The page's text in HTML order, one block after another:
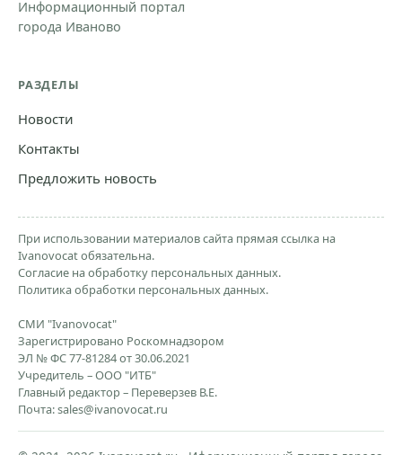
Информационный портал
города Иваново
РАЗДЕЛЫ
Новости
Контакты
Предложить новость
При использовании материалов сайта прямая ссылка на
Ivanovocat обязательна.
Согласие на обработку персональных данных.
Политика обработки персональных данных.
СМИ "Ivanovocat"
Зарегистрировано Роскомнадзором
ЭЛ № ФС 77-81284 от 30.06.2021
Учредитель – ООО "ИТБ"
Главный редактор – Переверзев В.Е.
Почта:sales@ivanovocat.ru